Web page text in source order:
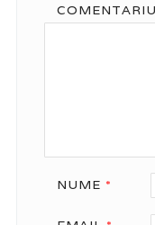
COMENTARIU
NUME *